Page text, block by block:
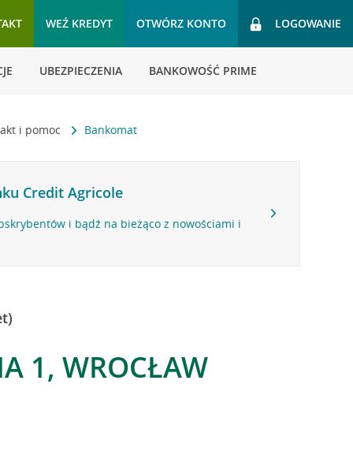
WEŹ KREDYT OTWÓRZ KONTO LOGOWANIE
UBEZPIECZENIA BANKOWOŚĆ PRIME
i pomoc Bankomat
Credit Agricole
i bądź na bieżąco z nowościami i
1, WROCŁAW